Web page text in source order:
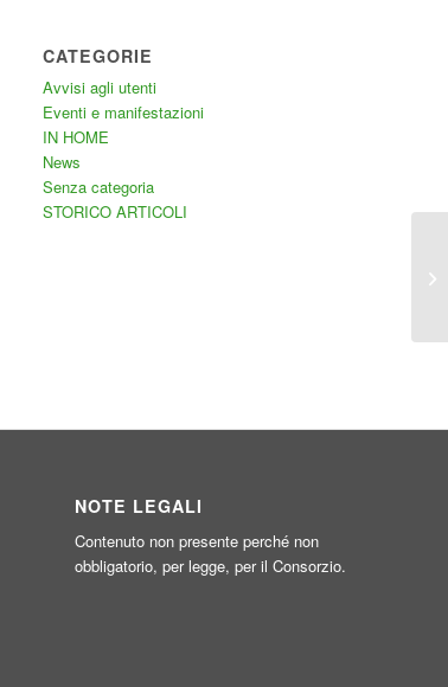
CATEGORIE
Avvisi agli utenti
Eventi e manifestazioni
IN HOME
News
Senza categoria
STORICO ARTICOLI
NOTE LEGALI
Contenuto non presente perché non
obbligatorio, per legge, per il Consorzio.